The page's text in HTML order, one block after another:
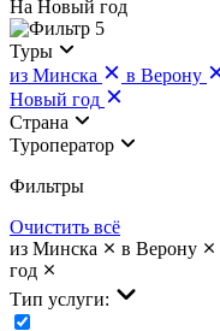
На Новый год
5
Туры
из Минска
в Верону
Новый год
Страна
Туроператор
Фильтры
Очистить всё
из Минска
в Верону
год
Тип услуги: